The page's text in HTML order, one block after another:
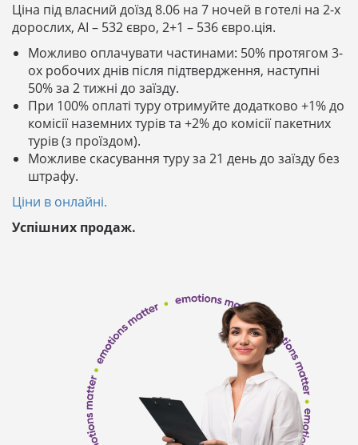
Ціна під власний доїзд 8.06 на 7 ночей в готелі на 2-х
дорослих, AI – 532 євро, 2+1 – 536 євро.ція.
Можливо оплачувати частинами: 50% протягом 3-
ох робочих днів після підтвердження, наступні
50% за 2 тижні до заїзду.
При 100% оплаті туру отримуйте додатково +1% до
комісії наземних турів та +2% до комісії пакетних
турів (з проїздом).
Можливе скасування туру за 21 день до заїзду без
штрафу.
Ціни в онлайні.
Успішних продаж.